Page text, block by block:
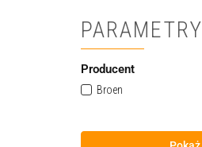
PARAMETRY
Producent
Broen